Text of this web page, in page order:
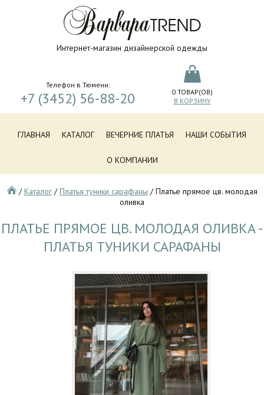
Интернет-магазин дизайнерской одежды
Телефон в Тюмени:
+7 (3452) 56-88-20 0 ТОВАР(ОВ)
В КОРЗИНУ
ГЛАВНАЯ КАТАЛОГ ВЕЧЕРНИЕ ПЛАТЬЯ НАШИ СОБЫТИЯ
О КОМПАНИИ
/Каталог/Платья туники сарафаны /Платье прямое цв. молодая
оливка
ПЛАТЬЕ ПРЯМОЕ ЦВ. МОЛОДАЯ ОЛИВКА -
ПЛАТЬЯ ТУНИКИ САРАФАНЫ